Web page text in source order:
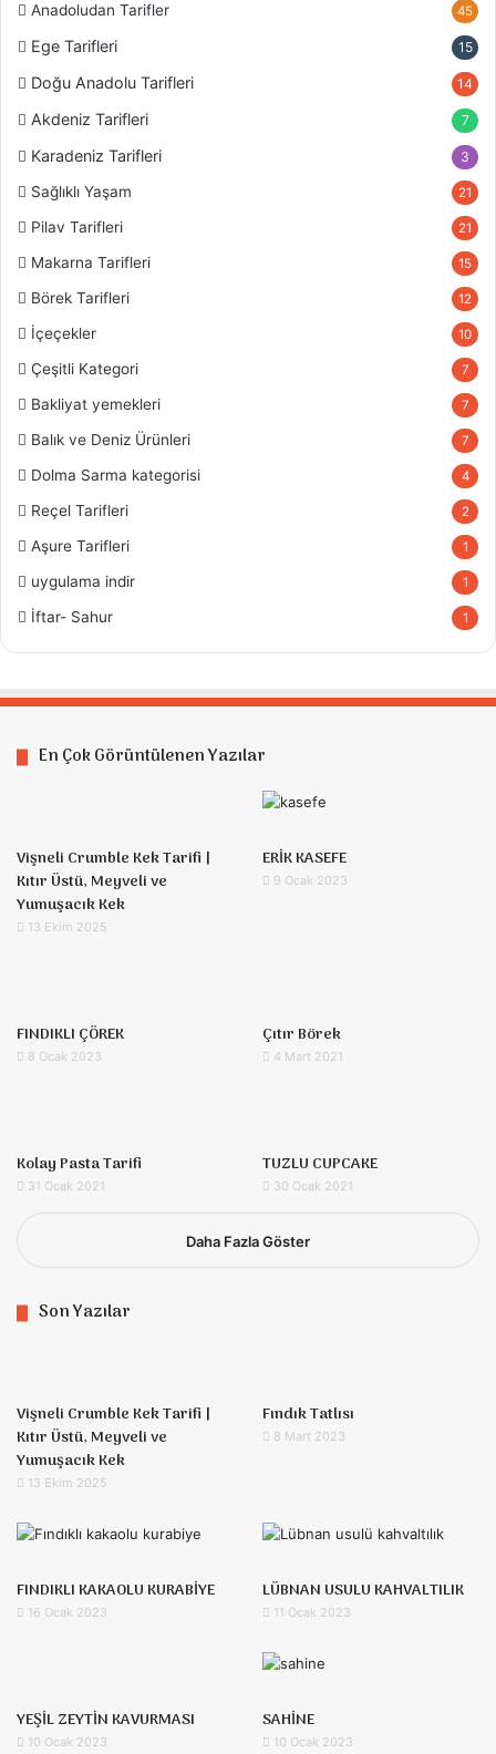
Anadoludan Tarifler 45
Ege Tarifleri 15
Doğu Anadolu Tarifleri 14
Akdeniz Tarifleri 7
Karadeniz Tarifleri 3
Sağlıklı Yaşam 21
Pilav Tarifleri 21
Makarna Tarifleri 15
Börek Tarifleri 12
İçeçekler 10
Çeşitli Kategori 7
Bakliyat yemekleri 7
Balık ve Deniz Ürünleri 7
Dolma Sarma kategorisi 4
Reçel Tarifleri 2
Aşure Tarifleri 1
uygulama indir 1
İftar- Sahur 1
En Çok Görüntülenen Yazılar
Vişneli Crumble Kek Tarifi |
Kıtır Üstü, Meyveli ve
Yumuşacık Kek
13 Ekim 2025
ERİK KASEFE
9 Ocak 2023
FINDIKLI ÇÖREK
8 Ocak 2023
Çıtır Börek
4 Mart 2021
Kolay Pasta Tarifi
31 Ocak 2021
TUZLU CUPCAKE
30 Ocak 2021
Daha Fazla Göster
Son Yazılar
Vişneli Crumble Kek Tarifi |
Kıtır Üstü, Meyveli ve
Yumuşacık Kek
13 Ekim 2025
Fındık Tatlısı
8 Mart 2023
FINDIKLI KAKAOLU KURABİYE
16 Ocak 2023
LÜBNAN USULU KAHVALTILIK
11 Ocak 2023
YEŞİL ZEYTİN KAVURMASI
10 Ocak 2023
SAHİNE
10 Ocak 2023